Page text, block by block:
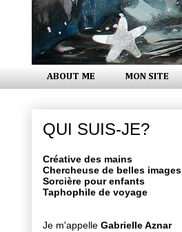
ABOUT ME MON SITE
QUI SUIS-JE?
Créative des mains
Chercheuse de belles images
Sorcière pour enfants
Taphophile de voyage
Je m'appelle Gabrielle Aznar